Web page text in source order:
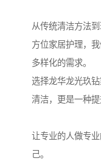
从传统清洁方法
方位家居护理，
多样化的需求。
选择龙华龙光玖
清洁，更是一种提
让专业的人做专
己。